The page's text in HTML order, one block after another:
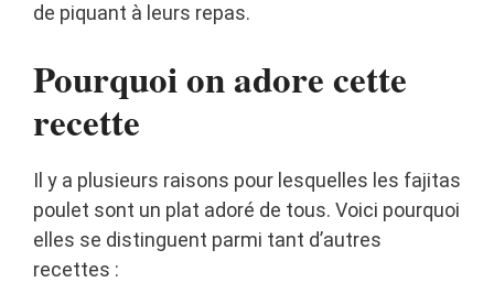
de piquant à leurs repas.
Pourquoi on adore cette
recette
Il y a plusieurs raisons pour lesquelles les fajitas
poulet sont un plat adoré de tous. Voici pourquoi
elles se distinguent parmi tant d’autres
recettes :